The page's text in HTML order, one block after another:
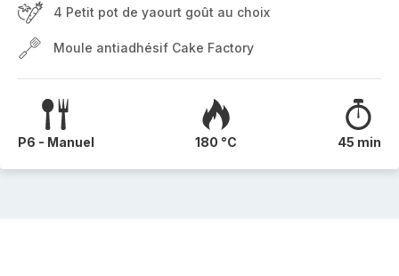
4 Petit pot de yaourt goût au choix
Moule antiadhésif Cake Factory
P6 - Manuel 180 °C 45 min